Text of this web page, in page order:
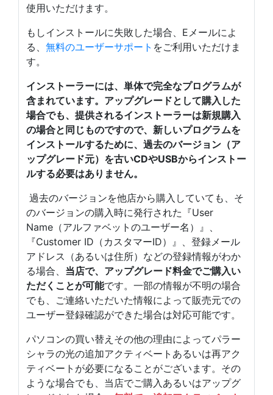
使用いただけます。
もしインストールに失敗した場合、Eメールによ
る、 無料のユーザーサポート をご利用いただけま
す。
インストーラーには、単体で完全なプログラムが
含まれています。アップグレードとして購入した
場合でも、提供されるインストーラーは新規購入
の場合と同じものですので、新しいプログラムを
インストールするために、過去のバージョン（ア
ップグレード元）を古いCDやUSBからインストー
ルする必要はありません。
過去のバージョンを他店から購入していても、そ
のバージョンの購入時に発行された『User
Name（アルファベットのユーザー名）』、
『Customer ID（カスタマーID）』、登録メール
アドレス（あるいは住所）などの登録情報がわか
る場合、 当店で、アップグレード料金でご購入い
ただくことが可能です。一部の情報が不明の場合
でも、ご連絡いただいた情報によって販売元での
ユーザー登録確認ができた場合は対応可能です。
パソコンの買い替えその他の理由によってパラー
シャラの光の追加アクティベートあるいは再アク
ティベートが必要になることがございます。その
ような場合でも、当店でご購入あるいはアップグ